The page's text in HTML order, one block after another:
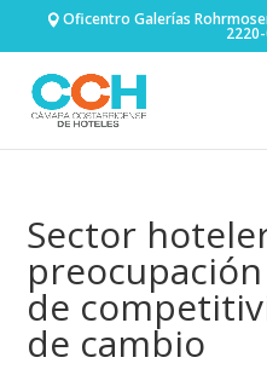
Oficentro Galerías
Sector
de
de cambio